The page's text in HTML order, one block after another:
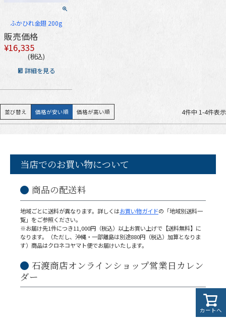
ふかひれ金翅 200g
販売価格
¥16,335
税込
詳細を見る
並び替え 価格が安い順 価格が高い順 4件中 1-4件表示
カートへ
当店でのお買い物について
商品の配送料
地域ごとに送料が異なります。詳しくはお買い物ガイドの「地域別送料一
覧」をご参照ください。
※お届け先1件につき11,000円（税込）以上お買い上げで【送料無料】に
なります。（ただし、沖縄・一部離島は別途880円（税込）加算となりま
す）商品はクロネコヤマト便でお届けいたします。
石渡商店オンラインショップ営業日カレン
ダー